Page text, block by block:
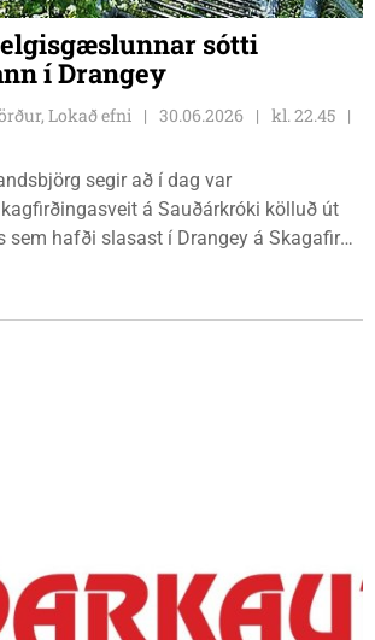
sótti
í Drangey
Lokað efni 30.06.2026
kl. 22.45
segir að í dag var
á Sauðárkróki kölluð út
sem hafði slasast í Drangey á Skagafirði.
er brött og erfið og ekki hlaupið að því
Landhelgisgæslunnar.